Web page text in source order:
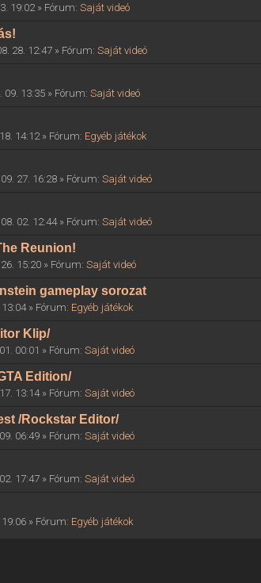
19:02 » Fórum:Saját videó
28. 12:47 » Fórum:Saját videó
09. 13:35 » Fórum:Saját videó
14:12 » Fórum: Egyéb játékok
09. 27. 16:28 » Fórum:Saját videó
08. 02. 12:44 » Fórum:Saját videó
Reunion!
26. 15:20 » Fórum:Saját videó
gameplay sorozat
» Fórum: Egyéb játékok
Klip/
00:01 » Fórum:Saját videó
Edition/
13:14 » Fórum:Saját videó
/Rockstar Editor/
06:49 » Fórum:Saját videó
17:47 » Fórum:Saját videó
» Fórum: Egyéb játékok